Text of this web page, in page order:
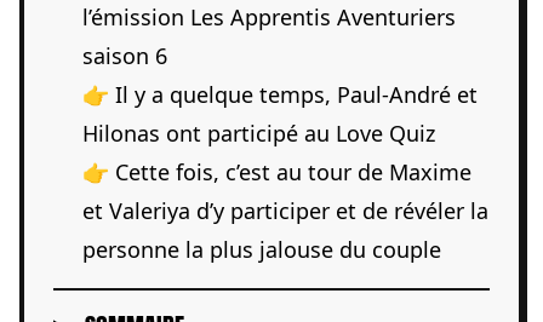
l’émission Les Apprentis Aventuriers
saison 6
👉 Il y a quelque temps, Paul-André et
Hilonas ont participé au Love Quiz
👉 Cette fois, c’est au tour de Maxime
et Valeriya d’y participer et de révéler la
personne la plus jalouse du couple